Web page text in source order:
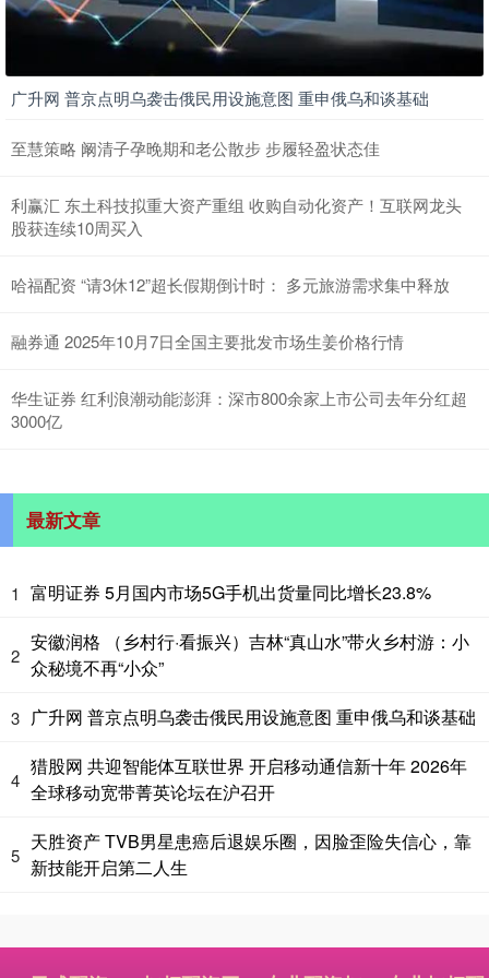
广升网 普京点明乌袭击俄民用设施意图 重申俄乌和谈基础
至慧策略 阚清子孕晚期和老公散步 步履轻盈状态佳
利赢汇 东土科技拟重大资产重组 收购自动化资产！互联网龙头
股获连续10周买入
哈福配资 “请3休12”超长假期倒计时： 多元旅游需求集中释放
融券通 2025年10月7日全国主要批发市场生姜价格行情
华生证券 红利浪潮动能澎湃：深市800余家上市公司去年分红超
3000亿
最新文章
1 富明证券 5月国内市场5G手机出货量同比增长23.8%
2
安徽润格 （乡村行·看振兴）吉林“真山水”带火乡村游：小
众秘境不再“小众”
3 广升网 普京点明乌袭击俄民用设施意图 重申俄乌和谈基础
4
猎股网 共迎智能体互联世界 开启移动通信新十年 2026年
全球移动宽带菁英论坛在沪召开
5
天胜资产 TVB男星患癌后退娱乐圈，因脸歪险失信心，靠
新技能开启第二人生